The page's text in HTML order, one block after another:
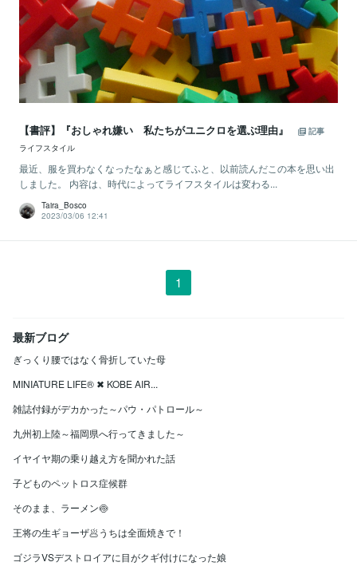
【書評】『おしゃれ嫌い 私たちがユニクロを選ぶ理由』
記事
ライフスタイル
最近、服を買わなくなったなぁと感じてふと、以前読んだこの本を思い出
しました。 内容は、時代によってライフスタイルは変わる...
Taira_Bosco
2023/03/06 12:41
1
最新ブログ
ぎっくり腰ではなく骨折していた母
MINIATURE LIFE® ✖ KOBE AIR...
雑誌付録がデカかった～パウ・パトロール～
九州初上陸～福岡県へ行ってきました～
イヤイヤ期の乗り越え方を聞かれた話
子どものペットロス症候群
そのまま、ラーメン🍥
王将の生ギョーザ🥟うちは全面焼きで！
ゴジラVSデストロイアに目がクギ付けになった娘